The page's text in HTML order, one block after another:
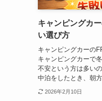
キャンピングカ
い選び方
キャンピングカーの
キャンピングカーで
不安という方は多い
中泊をしたとき、朝
2026年2月10日